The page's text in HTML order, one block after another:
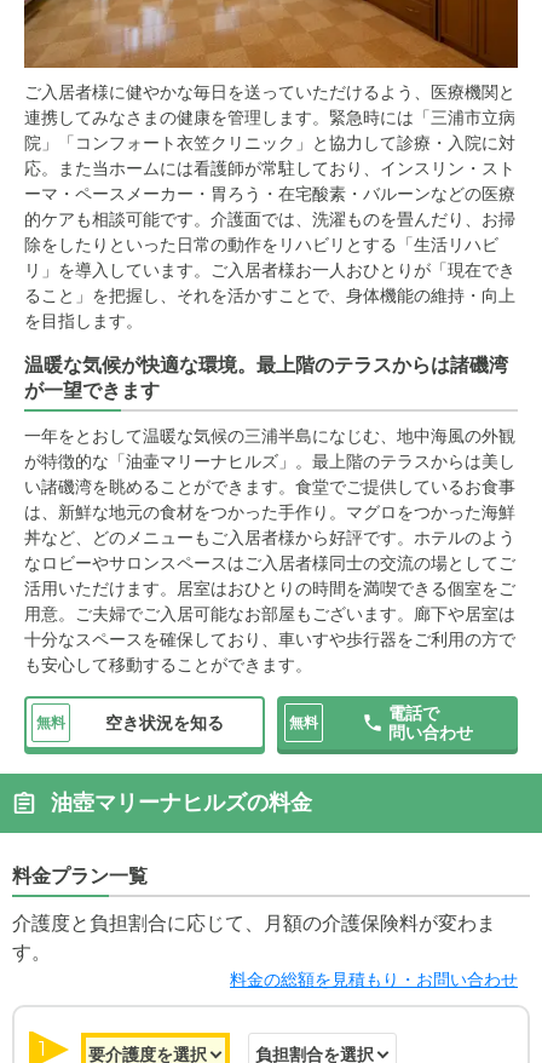
ご入居者様に健やかな毎日を送っていただけるよう、医療機関と
連携してみなさまの健康を管理します。緊急時には「三浦市立病
院」「コンフォート衣笠クリニック」と協力して診療・入院に対
応。また当ホームには看護師が常駐しており、インスリン・スト
ーマ・ペースメーカー・胃ろう・在宅酸素・バルーンなどの医療
的ケアも相談可能です。介護面では、洗濯ものを畳んだり、お掃
除をしたりといった日常の動作をリハビリとする「生活リハビ
リ」を導入しています。ご入居者様お一人おひとりが「現在でき
ること」を把握し、それを活かすことで、身体機能の維持・向上
を目指します。
温暖な気候が快適な環境。最上階のテラスからは諸磯湾
が一望できます
一年をとおして温暖な気候の三浦半島になじむ、地中海風の外観
が特徴的な「油壷マリーナヒルズ」。最上階のテラスからは美し
い諸磯湾を眺めることができます。食堂でご提供しているお食事
は、新鮮な地元の食材をつかった手作り。マグロをつかった海鮮
丼など、どのメニューもご入居者様から好評です。ホテルのよう
なロビーやサロンスペースはご入居者様同士の交流の場としてご
活用いただけます。居室はおひとりの時間を満喫できる個室をご
用意。ご夫婦でご入居可能なお部屋もございます。廊下や居室は
十分なスペースを確保しており、車いすや歩行器をご利用の方で
も安心して移動することができます。
無料 空き状況を知る 無料
電話で
問い合わせ
油壺マリーナヒルズの料金
料金プラン一覧
介護度と負担割合に応じて、月額の介護保険料が変わま
す。
料金の総額を見積もり・お問い合わせ
1